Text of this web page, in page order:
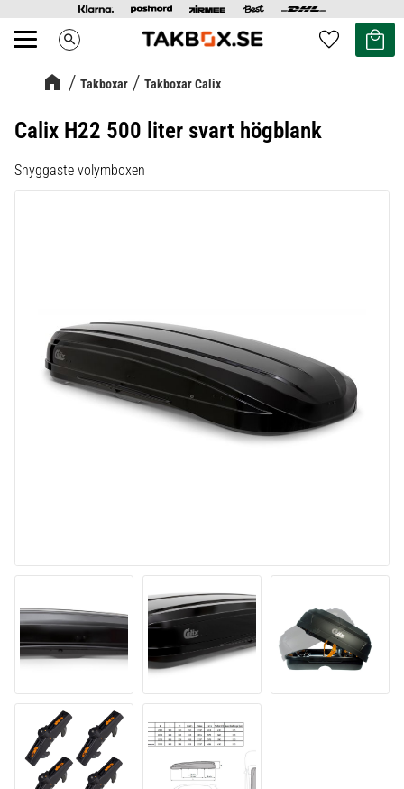
Meny search Favoriter
Kundvagn
Takboxar Takboxar Calix
Calix H22 500 liter svart högblank
Snyggaste volymboxen